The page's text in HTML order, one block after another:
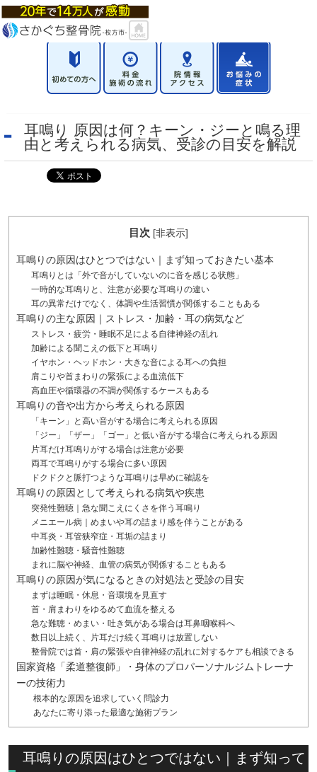
耳鳴り 原因は何？キーン・ジーと鳴る理
由と考えられる病気、受診の目安を解説
目次 [非表示]
耳鳴りの原因はひとつではない｜まず知っておきたい基本
耳鳴りとは「外で音がしていないのに音を感じる状態」
一時的な耳鳴りと、注意が必要な耳鳴りの違い
耳の異常だけでなく、体調や生活習慣が関係することもある
耳鳴りの主な原因｜ストレス・加齢・耳の病気など
ストレス・疲労・睡眠不足による自律神経の乱れ
加齢による聞こえの低下と耳鳴り
イヤホン・ヘッドホン・大きな音による耳への負担
肩こりや首まわりの緊張による血流低下
高血圧や循環器の不調が関係するケースもある
耳鳴りの音や出方から考えられる原因
「キーン」と高い音がする場合に考えられる原因
「ジー」「ザー」「ゴー」と低い音がする場合に考えられる原因
片耳だけ耳鳴りがする場合は注意が必要
両耳で耳鳴りがする場合に多い原因
ドクドクと脈打つような耳鳴りは早めに確認を
耳鳴りの原因として考えられる病気や疾患
突発性難聴｜急な聞こえにくさを伴う耳鳴り
メニエール病｜めまいや耳の詰まり感を伴うことがある
中耳炎・耳管狭窄症・耳垢の詰まり
加齢性難聴・騒音性難聴
まれに脳や神経、血管の病気が関係することもある
耳鳴りの原因が気になるときの対処法と受診の目安
まずは睡眠・休息・音環境を見直す
首・肩まわりをゆるめて血流を整える
急な難聴・めまい・吐き気がある場合は耳鼻咽喉科へ
数日以上続く、片耳だけ続く耳鳴りは放置しない
整骨院では首・肩の緊張や自律神経の乱れに対するケアも相談できる
国家資格「柔道整復師」・身体のプロパーソナルジムトレーナ
ーの技術力
根本的な原因を追求していく問診力
あなたに寄り添った最適な施術プラン
耳鳴りの原因はひとつではない｜まず知って